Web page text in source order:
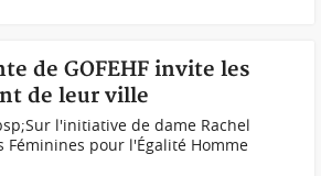
de GOFEHF invite les
de leur ville
l'initiative de dame Rachel
Féminines pour l'Égalité Homme